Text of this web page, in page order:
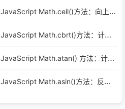
JavaScript Math.ceil()方法：向上取整的数值舍入技巧
JavaScript Math.cbrt()方法：计算任意数值的立方根
JavaScript Math.atan() 方法：计算数字的反正切值
JavaScript Math.asin()方法：反正弦计算实用解析